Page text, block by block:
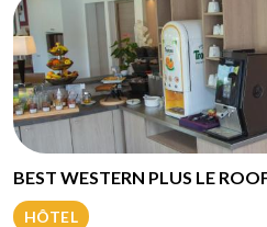
BEST WESTERN PLUS LE
HÔTEL